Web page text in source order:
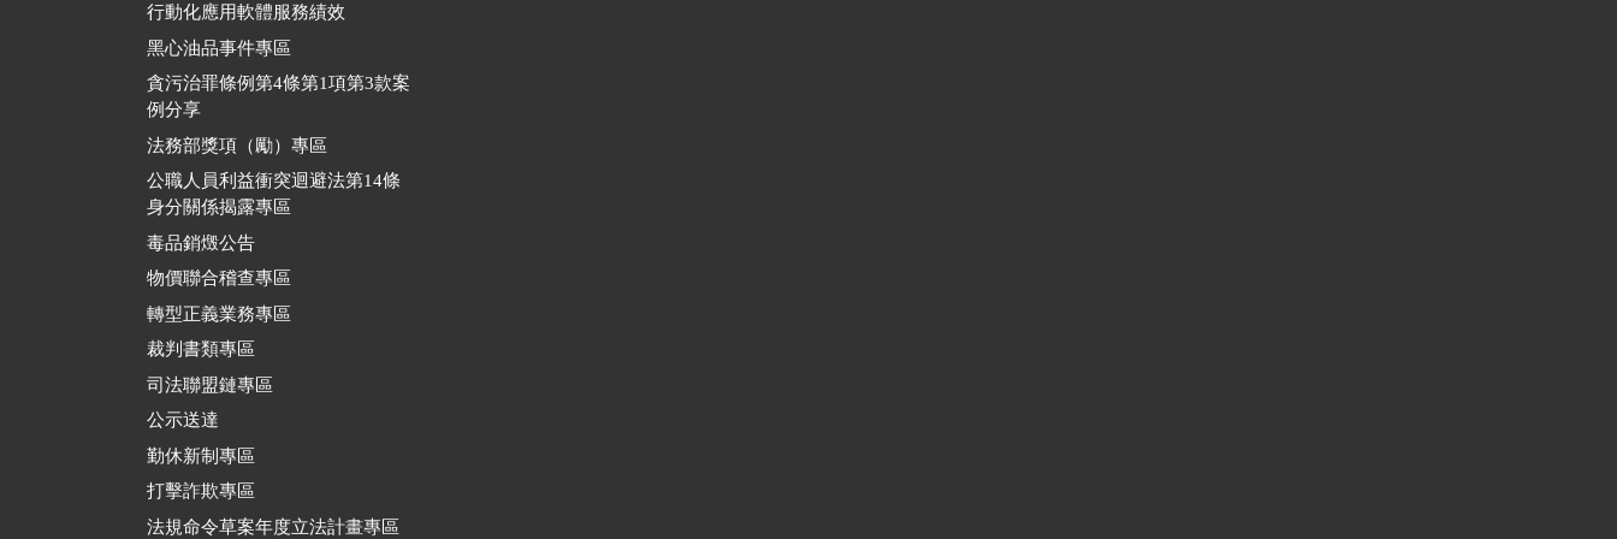
行動化應用軟體服務績效
黑心油品事件專區
貪污治罪條例第4條第1項第3款案
例分享
法務部獎項（勵）專區
公職人員利益衝突迴避法第14條
身分關係揭露專區
毒品銷燬公告
物價聯合稽查專區
轉型正義業務專區
裁判書類專區
司法聯盟鏈專區
公示送達
勤休新制專區
打擊詐欺專區
法規命令草案年度立法計畫專區